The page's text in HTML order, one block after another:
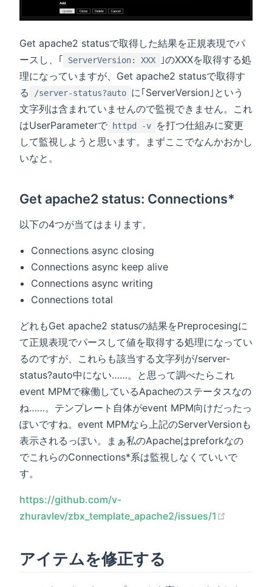
Get apache2 statusで取得した結果を正規表現でパ
ースし、｢
ServerVersion: XXX
｣のXXXを取得する処
理になっていますが、Get apache2 statusで取得す
る
/server-status?auto に｢ServerVersion｣という
文字列は含まれていませんので監視できません。これ
はUserParameterで
httpd -v
を打つ仕組みに変更
して監視しようと思います。まずここでなんかおかし
いなと。
Get apache2 status: Connections*
以下の4つが当てはまります。
Connections async closing
Connections async keep alive
Connections async writing
Connections total
どれもGet apache2 statusの結果をPreprocesingに
て正規表現でパースして値を取得する処理になってい
るのですが、これらも該当する文字列が/server-
status?auto中にない……。と思って調べたらこれ
event MPMで稼働しているApacheのステータスなの
ね……。テンプレート自体がevent MPM向けだったっ
ぽいですね。event MPMなら上記のServerVersionも
表示されるっぽい。まぁ私のApacheはpreforkなの
でこれらのConnections*系は監視しなくていいで
す。
https://github.com/v-
zhuravlev/zbx_template_apache2/issues/1
アイテムを修正する